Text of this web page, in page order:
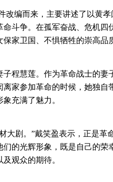
编而来，主要讲述了以黄孝
斗争。在孤军奋战、危机四
家卫国、不惧牺牲的崇高品
慧莲。作为革命战士的妻
家参加革命的时候，她独自
充满了魅力。
剧。”戴笑盈表示，正是革
的光辉形象，既是自己的荣
观众的期待。